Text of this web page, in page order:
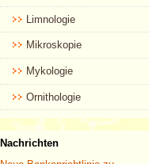
Limnologie
Mikroskopie
Mykologie
Ornithologie
Nachrichten